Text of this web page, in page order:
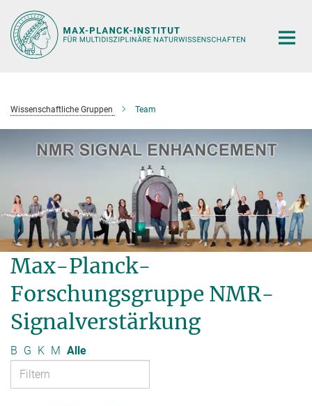
Hauptinhalt
Wissenschaftliche Gruppen Team
Max-Planck-
Forschungsgruppe NMR-
Signalverstärkung
B G K M Alle